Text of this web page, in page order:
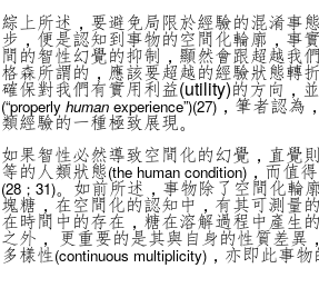
綜上所述，要避免局限於經驗的混淆事
步，便是認知到事物的空間化輪廓，事
間的智性幻覺的抑制，顯然會跟超越我
格森所謂的，應該要超越的經驗狀態轉
確保對我們有實用利益(utility)的方向，
(“properly human experience”)(27)，筆者認為
類經驗的一種極致展現。
如果智性必然導致空間化的幻覺，直覺
等的人類狀態(the human condition)，而值
(28；31)。如前所述，事物除了空間化輪
塊糖，在空間化的認知中，有其可測量
在時間中的存在，糖在溶解過程中產生
之外， 更重要的是其與自身的性質差
多樣性(continuous multiplicity) ，亦即此事